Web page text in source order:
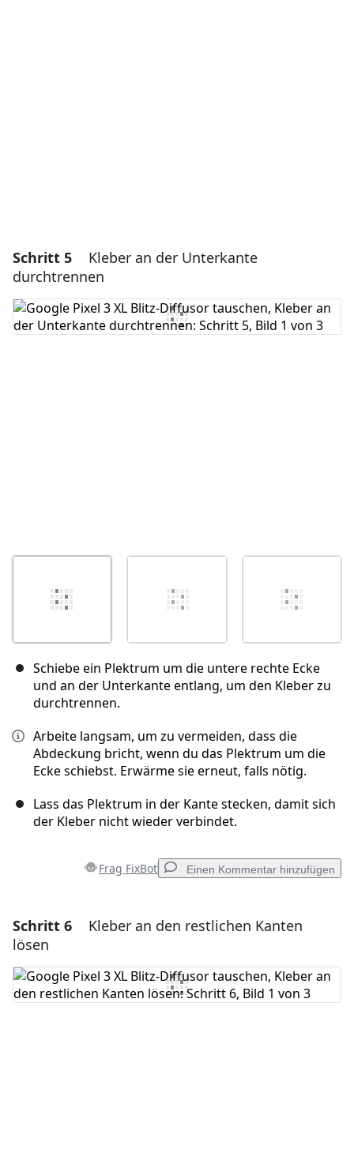
Schritt 5
Kleber an der Unterkante
durchtrennen
Schiebe ein Plektrum um die untere rechte Ecke
und an der Unterkante entlang, um den Kleber zu
durchtrennen.
Arbeite langsam, um zu vermeiden, dass die
Abdeckung bricht, wenn du das Plektrum um die
Ecke schiebst. Erwärme sie erneut, falls nötig.
Lass das Plektrum in der Kante stecken, damit sich
der Kleber nicht wieder verbindet.
Frag FixBot Einen Kommentar hinzufügen
Einen Kommentar hinzufügen
Kommentar hinzufügen
Schritt 6
Kleber an den restlichen Kanten
lösen